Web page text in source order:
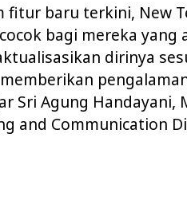
fitur baru terkini, New
bagi mereka
dirinya
Sri Agung
and Communication